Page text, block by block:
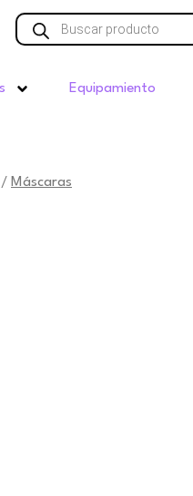
Búsqueda
de
Equipamiento
/ Máscaras